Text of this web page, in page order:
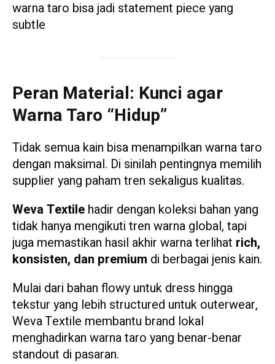
warna taro bisa jadi statement piece yang
subtle
Peran Material: Kunci agar
Warna Taro “Hidup”
Tidak semua kain bisa menampilkan warna taro
dengan maksimal. Di sinilah pentingnya memilih
supplier yang paham tren sekaligus kualitas.
Weva Textile hadir dengan koleksi bahan yang
tidak hanya mengikuti tren warna global, tapi
juga memastikan hasil akhir warna terlihat rich,
konsisten, dan premium di berbagai jenis kain.
Mulai dari bahan flowy untuk dress hingga
tekstur yang lebih structured untuk outerwear,
Weva Textile membantu brand lokal
menghadirkan warna taro yang benar-benar
standout di pasaran.